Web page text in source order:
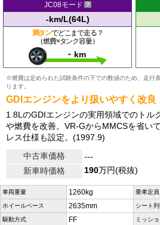
JC08モード
-km/L(64L)
満タンでどこまで走る？
（燃費×タンク容量）
- km
※燃費は定められた試験条件の下での数値のため、走行
ります。
GDIエンジンをより扱いやすく改良
1.8LのGDIエンジンの実用領域でのトル
や燃費を改善。VR-GからMMCSを省い
レス仕様も設定。(1997.9)
中古車価格
---
新車時価格
190万円(税抜)
車両重量 1260kg 乗車定員
ホイールベース 2635mm シート
駆動方式 FF ミッシ